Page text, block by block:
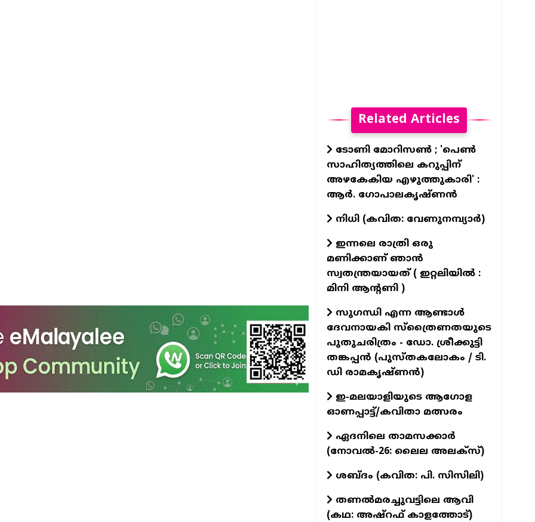
Related Articles
ടോണി മോറിസൺ ; 'പെൺ
സാഹിത്യത്തിലെ കറുപ്പിന്
അഴകേകിയ എഴുത്തുകാരി' :
ആർ. ഗോപാലകൃഷ്ണൻ
നിധി (കവിത: വേണുനമ്പ്യാർ)
ഇന്നലെ രാത്രി ഒരു
മണിക്കാണ് ഞാൻ
സ്വതന്ത്രയായത് ( ഇറ്റലിയിൽ :
മിനി ആന്റണി )
സുഗന്ധി എന്ന ആണ്ടാള്‍
ദേവനായകി സ്ത്രൈണതയുടെ
പുതുചരിത്രം - ഡോ. ശ്രീക്കുട്ടി
തങ്കപ്പന്‍ (പുസ്തകലോകം / ടി.
ഡി രാമകൃഷ്ണന്‍)
ഇ-മലയാളിയുടെ ആഗോള
ഓണപ്പാട്ട്/കവിതാ മത്സരം
ഏദനിലെ താമസക്കാർ
(നോവല്‍-26: ലൈല അലക്‌സ്)
ശബ്ദം (കവിത: പി. സിസിലി)
തണൽമരച്ചുവട്ടിലെ ആവി
(കഥ: അഷ്‌റഫ് കാളത്തോട്)